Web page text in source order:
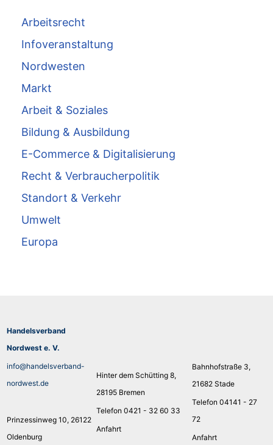
Arbeitsrecht
Infoveranstaltung
Nordwesten
Markt
Arbeit & Soziales
Bildung & Ausbildung
E-Commerce & Digitalisierung
Recht & Verbraucherpolitik
Standort & Verkehr
Umwelt
Europa
Handelsverband
Nordwest e. V.
info@handelsverband-
nordwest.de
Prinzessinweg 10, 26122
Oldenburg
Hinter dem Schütting 8,
28195 Bremen
Telefon 0421 - 32 60 33
Anfahrt
Bahnhofstraße 3,
21682 Stade
Telefon 04141 - 27
72
Anfahrt